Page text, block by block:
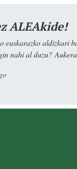
ALEAkide!
euskarazko aldizkari
nahi al duzu?